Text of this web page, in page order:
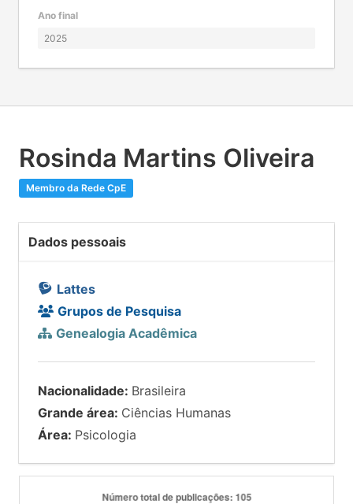
Ano final
Rosinda Martins Oliveira
Membro da Rede CpE
Dados pessoais
Lattes
Grupos de Pesquisa
Genealogia Acadêmica
Nacionalidade: Brasileira
Grande área: Ciências Humanas
Área: Psicologia